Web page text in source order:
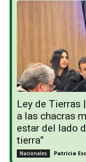
Ley de Tierras
a las chacras
estar del lado
tierra”
Nacionales Patricia